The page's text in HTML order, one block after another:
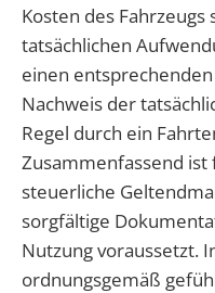
Kosten des
tatsächlichen
einen
Nachweis der
Regel durch ein
Zusammenfassend ist
steuerliche
sorgfältige
Nutzung voraussetzt.
ordnungsgemäß